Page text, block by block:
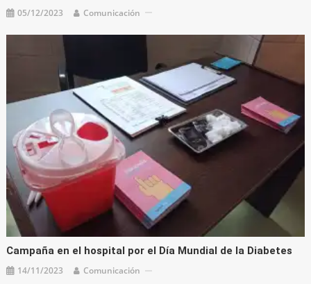
05/12/2023 Comunicación
Campaña en el hospital por el Día Mundial de la Diabetes
14/11/2023 Comunicación